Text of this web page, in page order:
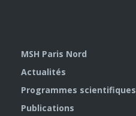
MSH Paris Nord
Actualités
Programmes scientifiques
Publications